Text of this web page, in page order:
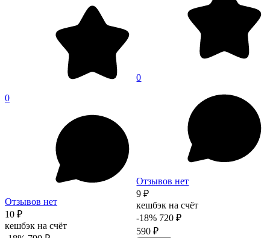
0
Отзывов нет
10 ₽
кешбэк на счёт
0
Отзывов нет
9 ₽
кешбэк на счёт
-18% 720 ₽
590 ₽